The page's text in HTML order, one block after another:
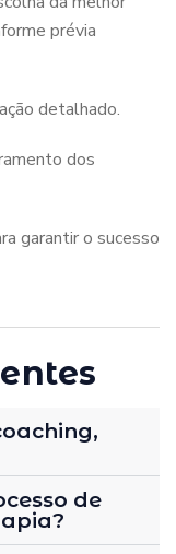
prévia
detalhado.
dos
garantir o sucesso
de